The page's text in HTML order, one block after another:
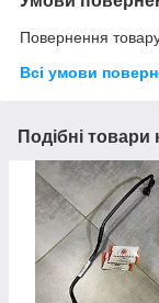
Повернення
Всі умови
Подібні товари